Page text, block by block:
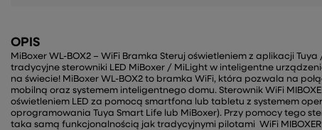
OPIS
MiBoxer WL-BOX2 – WiFi Bramka Steruj oświetleniem z aplikacji
tradycyjne sterowniki LED MiBoxer / MiLight w inteligentne
na świecie! MiBoxer WL-BOX2 to bramka WiFi, która pozwala na
mobilną oraz systemem inteligentnego domu. Sterownik WiFi
oświetleniem LED za pomocą smartfona lub tabletu z systemem
oprogramowania Tuya Smart Life lub MiBoxer). Przy pomocy tego
taka samą funkcjonalnością jak tradycyjnymi pilotami WiFi